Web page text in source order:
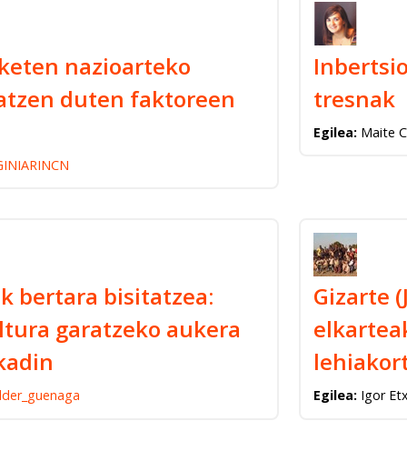
nazioarteko
duten faktoreen
tresnak
Egilea: Maite
bertara bisitatzea:
garatzeko aukera
Gizarte
Egilea: Igor